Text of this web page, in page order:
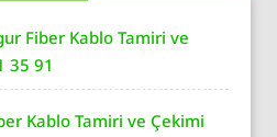
Fiber Kablo Tamiri ve
35 91
Kablo Tamiri ve Çekimi